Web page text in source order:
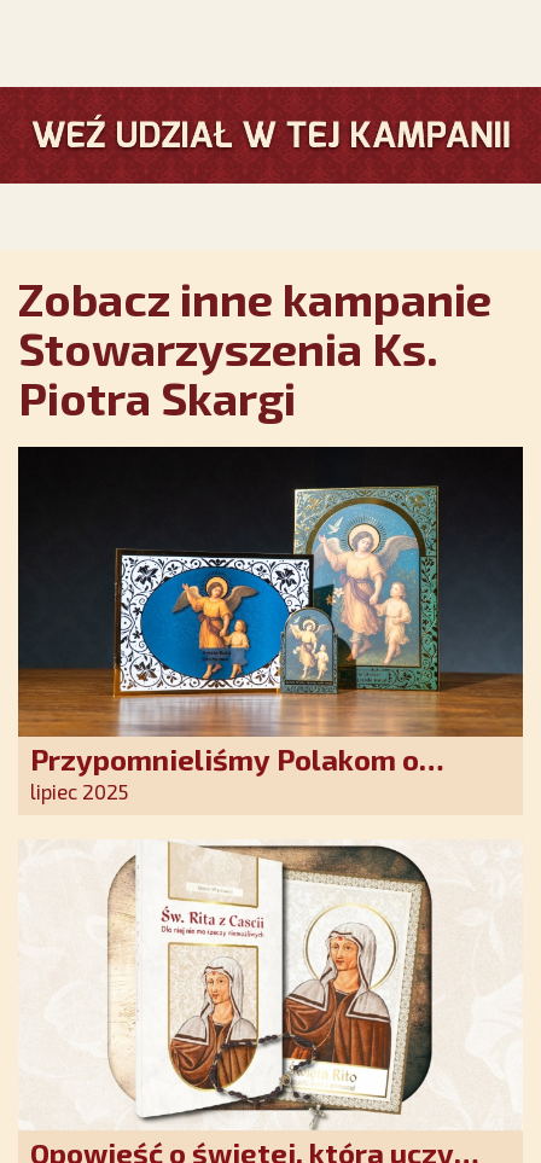
Zobacz inne kampanie
Stowarzyszenia Ks.
Piotra Skargi
Przypomnieliśmy Polakom o
obecności Anioła Stróża!
lipiec 2025
Opowieść o świętej, która uczy